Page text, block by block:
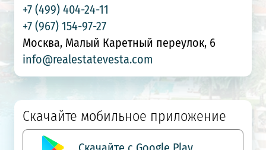
+7 (499) 404-24-11
+7 (967) 154-97-27
Москва, Малый Каретный переулок, 6
info@realestatevesta.com
Скачайте мобильное приложение